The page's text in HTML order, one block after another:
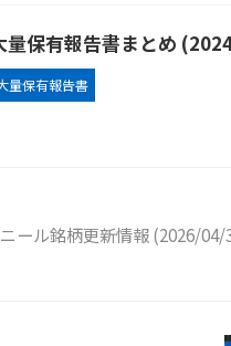
量保有報告書まとめ
量保有報告書
ール銘柄更新情報 (2026/04/